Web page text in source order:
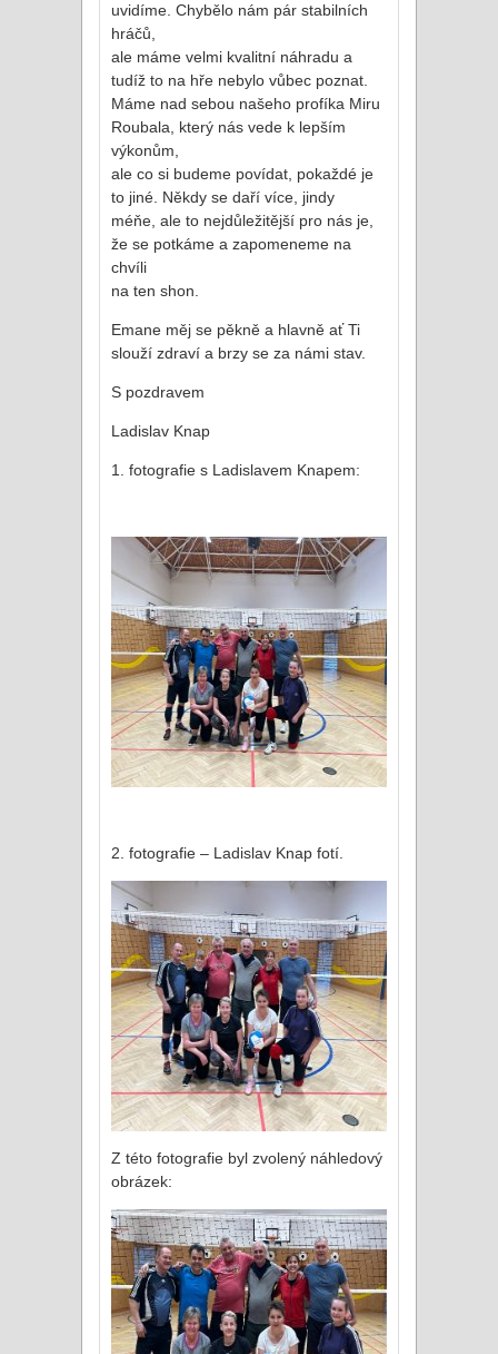
uvidíme. Chybělo nám pár stabilních
hráčů,
ale máme velmi kvalitní náhradu a
tudíž to na hře nebylo vůbec poznat.
Máme nad sebou našeho profíka Miru
Roubala, který nás vede k lepším
výkonům,
ale co si budeme povídat, pokaždé je
to jiné. Někdy se daří více, jindy
méňe, ale to nejdůležitější pro nás je,
že se potkáme a zapomeneme na
chvíli
na ten shon.
Emane měj se pěkně a hlavně ať Ti
slouží zdraví a brzy se za námi stav.
S pozdravem
Ladislav Knap
1. fotografie s Ladislavem Knapem:
2. fotografie – Ladislav Knap fotí.
Z této fotografie byl zvolený náhledový
obrázek: